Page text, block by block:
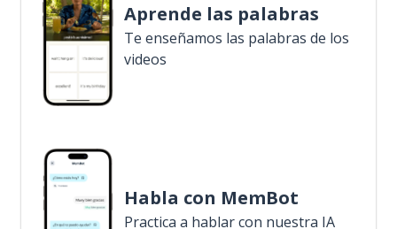
Aprende las palabras
Te enseñamos las palabras de los
videos
Habla con MemBot
Practica a hablar con nuestra IA